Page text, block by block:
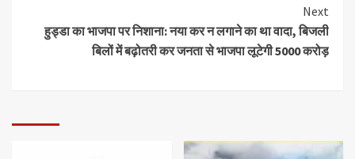
Next
हुड्डा का भाजपा पर निशाना: नया कर न लगाने का था वादा, बिजली
बिलों में बढ़ोतरी कर जनता से भाजपा लूटेगी 5000 करोड़